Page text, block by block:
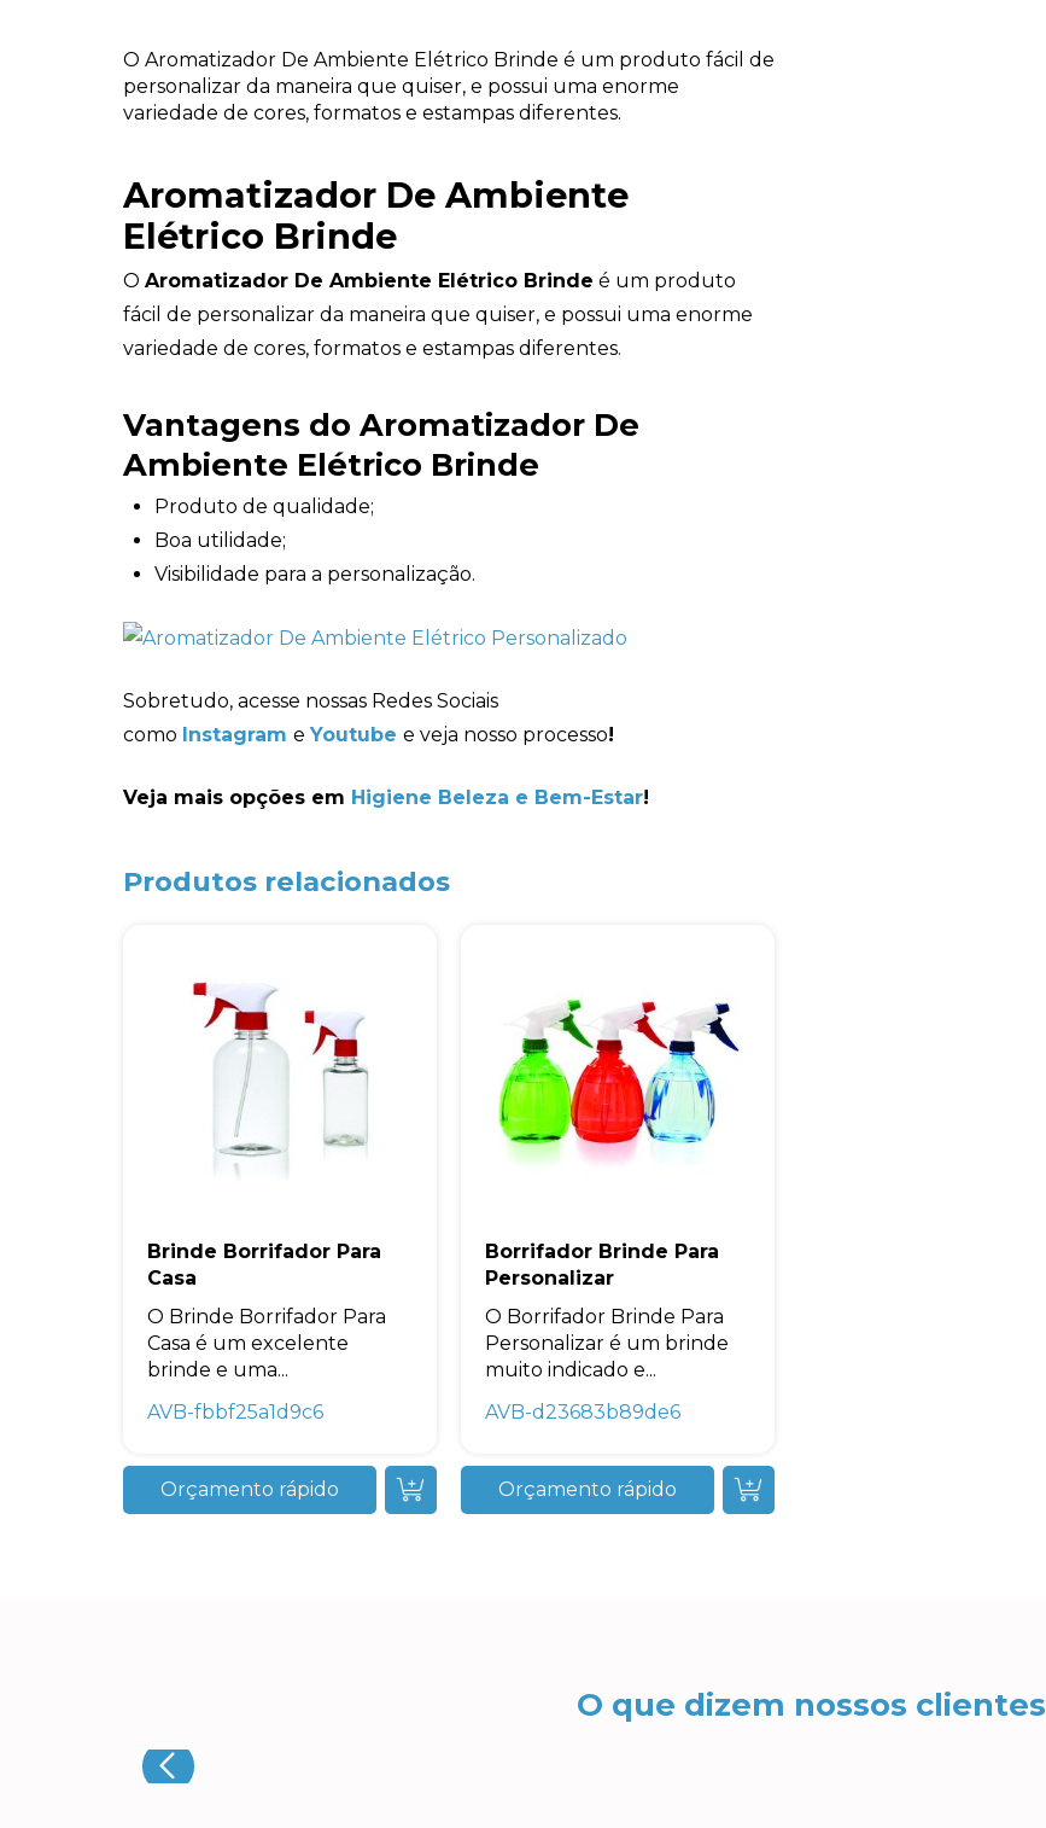
O Aromatizador De Ambiente Elétrico Brinde é um produto fácil de
personalizar da maneira que quiser, e possui uma enorme
variedade de cores, formatos e estampas diferentes.
Aromatizador De Ambiente
Elétrico Brinde
O Aromatizador De Ambiente Elétrico Brinde é um produto
fácil de personalizar da maneira que quiser, e possui uma enorme
variedade de cores, formatos e estampas diferentes.
Vantagens do Aromatizador De
Ambiente Elétrico Brinde
Produto de qualidade;
Boa utilidade;
Visibilidade para a personalização.
Sobretudo, acesse nossas Redes Sociais
como Instagram e Youtube e veja nosso processo!
Veja mais opções em Higiene Beleza e Bem-Estar!
Produtos relacionados
Brinde Borrifador Para
Casa
O Brinde Borrifador Para
Casa é um excelente
brinde e uma...
AVB-fbbf25a1d9c6
Orçamento rápido
Borrifador Brinde Para
Personalizar
O Borrifador Brinde Para
Personalizar é um brinde
muito indicado e...
AVB-d23683b89de6
Orçamento rápido
O que dizem nossos clientes